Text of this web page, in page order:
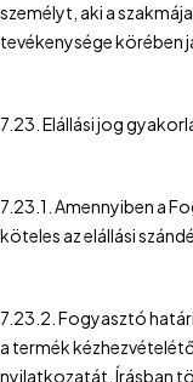
személyt, aki a
tevékenysége körében
7.23. Elállási jog
7.23.1. Amennyiben a
köteles az elállási
7.23.2. Fogyasztó
a termék
nyilatkozatát. Írásban